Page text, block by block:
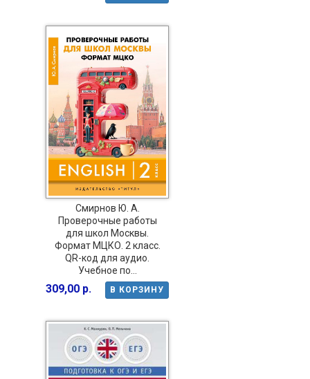
Смирнов Ю. А.
Проверочные работы
для школ Москвы.
Формат МЦКО. 2 класс.
QR-код для аудио.
Учебное по...
В КОРЗИНУ
309,00 р.